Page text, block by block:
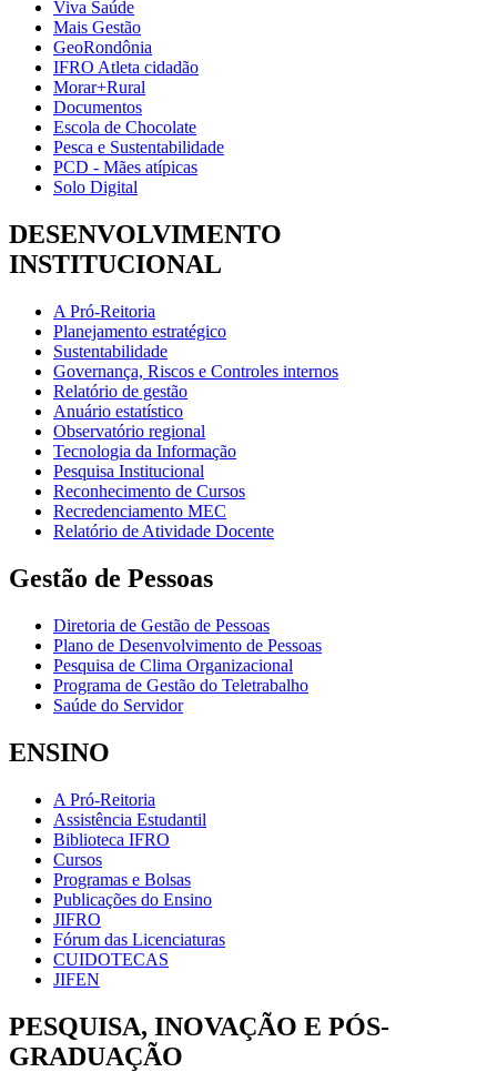
Viva Saúde
Mais Gestão
GeoRondônia
IFRO Atleta cidadão
Morar+Rural
Documentos
Escola de Chocolate
Pesca e Sustentabilidade
PCD - Mães atípicas
Solo Digital
DESENVOLVIMENTO
INSTITUCIONAL
A Pró-Reitoria
Planejamento estratégico
Sustentabilidade
Governança, Riscos e Controles internos
Relatório de gestão
Anuário estatístico
Observatório regional
Tecnologia da Informação
Pesquisa Institucional
Reconhecimento de Cursos
Recredenciamento MEC
Relatório de Atividade Docente
Gestão de Pessoas
Diretoria de Gestão de Pessoas
Plano de Desenvolvimento de Pessoas
Pesquisa de Clima Organizacional
Programa de Gestão do Teletrabalho
Saúde do Servidor
ENSINO
A Pró-Reitoria
Assistência Estudantil
Biblioteca IFRO
Cursos
Programas e Bolsas
Publicações do Ensino
JIFRO
Fórum das Licenciaturas
CUIDOTECAS
JIFEN
PESQUISA, INOVAÇÃO E PÓS-
GRADUAÇÃO